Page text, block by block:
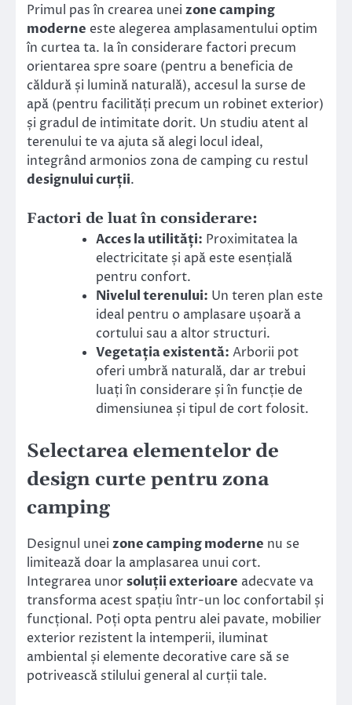
Primul pas în crearea unei zone camping
moderne este alegerea amplasamentului optim
în curtea ta. Ia în considerare factori precum
orientarea spre soare (pentru a beneficia de
căldură și lumină naturală), accesul la surse de
apă (pentru facilități precum un robinet exterior)
și gradul de intimitate dorit. Un studiu atent al
terenului te va ajuta să alegi locul ideal,
integrând armonios zona de camping cu restul
designului curții.
Factori de luat în considerare:
Acces la utilități: Proximitatea la
electricitate și apă este esențială
pentru confort.
Nivelul terenului: Un teren plan este
ideal pentru o amplasare ușoară a
cortului sau a altor structuri.
Vegetația existentă: Arborii pot
oferi umbră naturală, dar ar trebui
luați în considerare și în funcție de
dimensiunea și tipul de cort folosit.
Selectarea elementelor de
design curte pentru zona
camping
Designul unei zone camping moderne nu se
limitează doar la amplasarea unui cort.
Integrarea unorsoluții exterioare adecvate va
transforma acest spațiu într-un loc confortabil și
funcțional. Poți opta pentru alei pavate, mobilier
exterior rezistent la intemperii, iluminat
ambiental și elemente decorative care să se
potrivească stilului general al curții tale.